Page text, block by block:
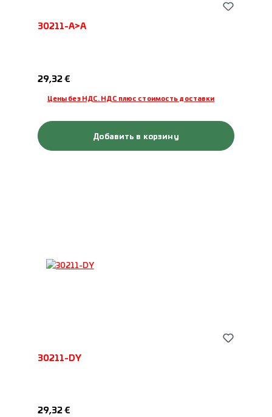
30211-A>A
Обычная цена:
29,32 €
Цены без НДС. НДС плюс стоимость доставки
Добавить в корзину
30211-DY
Обычная цена:
29,32 €